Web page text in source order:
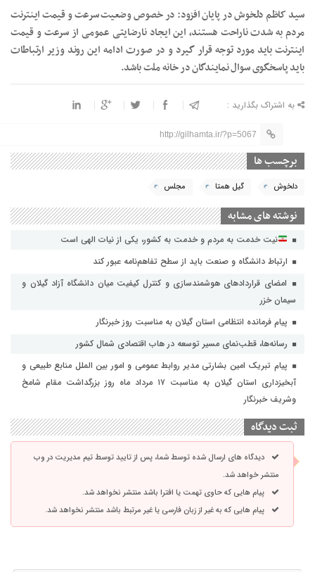
سید کاظم دلخوش در پایان افزود: در خصوص وضعیت سرعت و قیمت اینترنت
مردم به شدت ناراحت هستند، این ایجاد نارضایتی عمومی از سرعت و قیمت
اینترنت باید مورد توجه قرار گیرد و در صورت ادامه این روند وزیر ارتباطات
باید پاسخگوی سوال نمایندگان در خانه ملت باشد.
به اشتراک بگذارید :
http://gilhamta.ir/?p=5067
برچسب ها
دلخوش گیل همتا مجلس
نوشته های مشابه
نیت خدمت به مردم و خدمت به کشور، یکی از نیات الهی است
ارتباط دانشگاه و صنعت باید از سطح تفاهم‌نامه عبور کند
امضای قراردادهای هوشمندسازی و کنترل کیفیت میان دانشگاه آزاد گیلان و
سیمان خزر
پیام فرمانده انتظامی استان گیلان به مناسبت روز خبرنگار
رسانه‌ها، قطب‌نمای مسیر توسعه در هاب اقتصادی شمال كشور
پیام تبریک امین بشارتی مدیر روابط عمومی و امور بین الملل منابع طبیعی و
آبخیزداری استان گیلان به مناسبت ۱۷ مرداد ماه روز بزرگداشت مقام شامخ
وشریف خبرنگار
ثبت دیدگاه
دیدگاه های ارسال شده توسط شما، پس از تایید توسط تیم مدیریت در وب
منتشر خواهد شد.
پیام هایی که حاوی تهمت یا افترا باشد منتشر نخواهد شد.
پیام هایی که به غیر از زبان فارسی یا غیر مرتبط باشد منتشر نخواهد شد.